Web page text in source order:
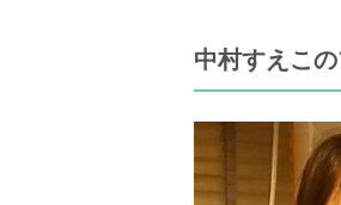
中村すえこ